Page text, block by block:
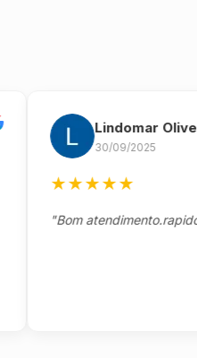
Lindomar Oliveira
30/09/2025
★★★
"Bom atendimento.rapido e